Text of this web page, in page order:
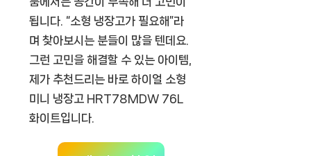
됩니다. “소형 냉장고가 필요해”라
며 찾아보시는 분들이 많을 텐데요.
그런 고민을 해결할 수 있는 아이템,
제가 추천드리는 바로 하이얼 소형
미니 냉장고 HRT78MDW 76L
화이트입니다.